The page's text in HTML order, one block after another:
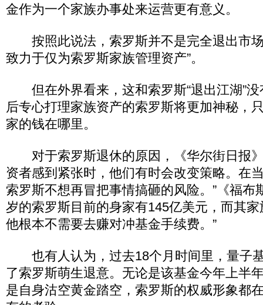
金作为一个家族办事处来运营更有意义。
按照此说法，索罗斯并不是完全退出市场
致力于仅为索罗斯家族管理资产”。
但在外界看来，这和索罗斯“退出江湖”没
后专心打理家族资产的索罗斯将更加神秘，
家的钱在哪里。
对于索罗斯退休的原因，《华尔街日报》
资者感到紧张时，他们有时会改变策略。在
索罗斯不想再冒把事情搞砸的风险。”《福布
岁的索罗斯目前的身家有145亿美元，而其
他根本不需要去赚对冲基金手续费。”
也有人认为，过去18个月时间里，量子
了索罗斯萌生退意。无论是该基金今年上半
是自身沽空黄金踏空，索罗斯的权威形象都